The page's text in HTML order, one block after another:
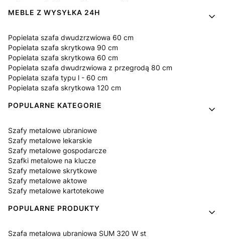
MEBLE Z WYSYŁKA 24H
Popielata szafa dwudzrzwiowa 60 cm
Popielata szafa skrytkowa 90 cm
Popielata szafa skrytkowa 60 cm
Popielata szafa dwudrzwiowa z przegrodą 80 cm
Popielata szafa typu l - 60 cm
Popielata szafa skrytkowa 120 cm
POPULARNE KATEGORIE
Szafy metalowe ubraniowe
Szafy metalowe lekarskie
Szafy metalowe gospodarcze
Szafki metalowe na klucze
Szafy metalowe skrytkowe
Szafy metalowe aktowe
Szafy metalowe kartotekowe
POPULARNE PRODUKTY
Szafa metalowa ubraniowa SUM 320 W st